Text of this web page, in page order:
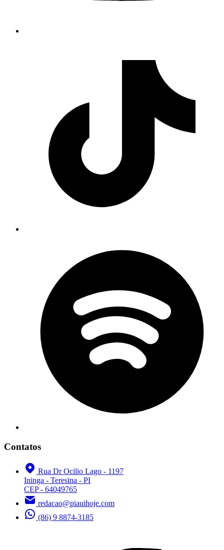
Contatos
Rua Dr Ocilio Lago - 1197
Ininga - Teresina - PI
CEP - 64049765
redacao@piauihoje.com
(86) 9 8874-3185